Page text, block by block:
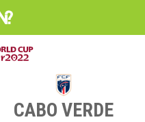
CABO VERDE